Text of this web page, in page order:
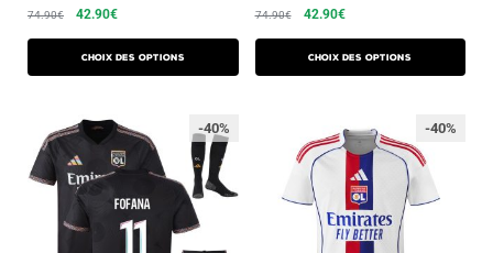
74.90€ 42.90€
Choix des options
74.90€ 42.90€
Choix des options
-40% -40%